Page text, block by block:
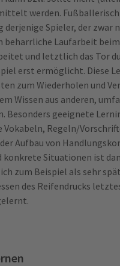
werden.
derjenige Spieler, der zwar
beharrliche Laufarbeit
und letztlich das Tor
erst ermöglicht. Diese
zum Wiederholen und
Wissen aus anderen,
Besonders geeignete
Vokabeln, Regeln/
der Aufbau von
konkrete Situationen ist
zum Beispiel als sehr
des Reifendrucks